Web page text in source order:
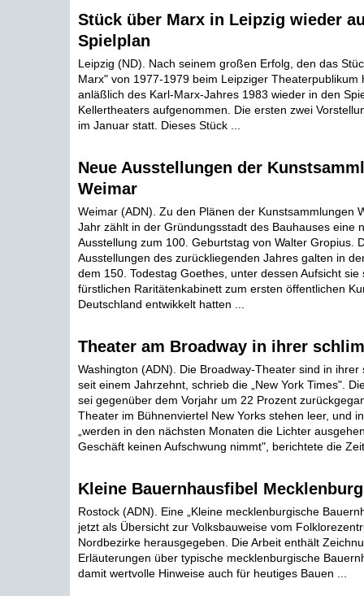
Stück über Marx in Leipzig wieder
Spielplan
Leipzig (ND). Nach seinem großen Erfolg, den das
Marx" von 1977-1979 beim Leipziger Theaterpublikum
anläßlich des Karl-Marx-Jahres 1983 wieder in den
Kellertheaters aufgenommen. Die ersten zwei
im Januar statt. Dieses Stück ...
Neue Ausstellungen der
Weimar
Weimar (ADN). Zu den Plänen der Kunstsammlungen
Jahr zählt in der Gründungsstadt des Bauhauses eine
Ausstellung zum 100. Geburtstag von Walter Gropius.
Ausstellungen des zurückliegenden Jahres galten in
dem 150. Todestag Goethes, unter dessen Aufsicht sie
fürstlichen Raritätenkabinett zum ersten öffentlichen
Deutschland entwikkelt hatten ...
Theater am Broadway in ihrer
Washington (ADN). Die Broadway-Theater sind in ihrer
seit einem Jahrzehnt, schrieb die „New York Times".
sei gegenüber dem Vorjahr um 22 Prozent
Theater im Bühnenviertel New Yorks stehen leer, und
„werden in den nächsten Monaten die Lichter
Geschäft keinen Aufschwung nimmt", berichtete die
Kleine Bauernhausfibel
Rostock (ADN). Eine „Kleine mecklenburgische
jetzt als Übersicht zur Volksbauweise vom
Nordbezirke herausgegeben. Die Arbeit enthält
Erläuterungen über typische mecklenburgische
damit wertvolle Hinweise auch für heutiges Bauen ...